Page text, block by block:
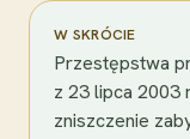
W SKRÓCIE
Przestępstwa
z 23 lipca 2003
zniszczenie